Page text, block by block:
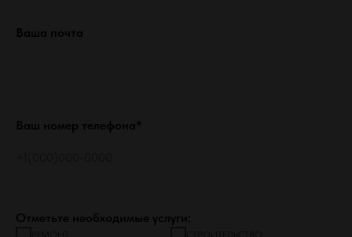
Ваша почта
Ваш номер телефона*
Отметьте необходимые услуги: